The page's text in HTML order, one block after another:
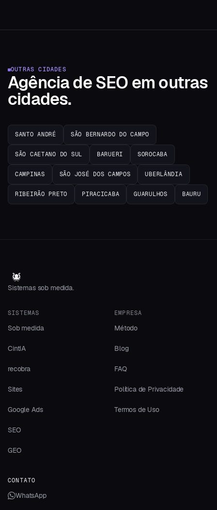
OUTRAS CIDADES
Agência de SEO em outras
cidades.
SANTO ANDRÉ SÃO BERNARDO DO CAMPO
SÃO CAETANO DO SUL BARUERI SOROCABA
CAMPINAS SÃO JOSÉ DOS CAMPOS UBERLÂNDIA
RIBEIRÃO PRETO PIRACICABA GUARULHOS BAURU
Sistemas sob medida.
SISTEMAS
Sob medida
CintIA
recobra
Sites
Google Ads
SEO
GEO
EMPRESA
Método
Blog
FAQ
Política de Privacidade
Termos de Uso
CONTATO
WhatsApp